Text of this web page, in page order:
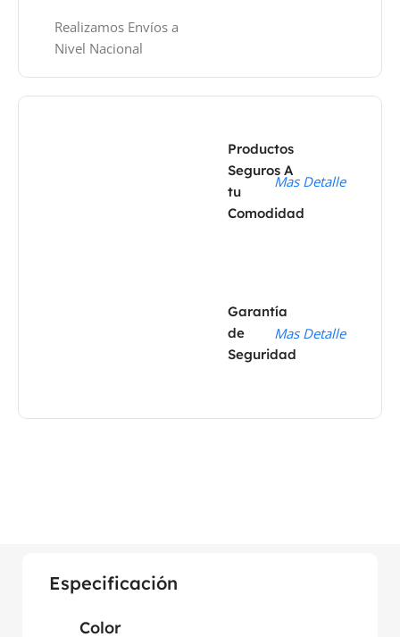
Realizamos Envíos a
Nivel Nacional
Productos
Seguros A
tu
Comodidad
Mas Detalle
Garantía
de
Seguridad
Mas Detalle
Especificación
Color